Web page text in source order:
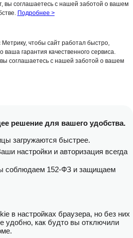
вы соглашаетесь с нашей заботой о вашем
Подробнее >
чтобы сайт работал быстро,
ваша гарантия качественного сервиса.
соглашаетесь с нашей заботой о вашем
решение для вашего удобства.
загружаются быстрее.
настройки и авторизация всегда
соблюдаем 152-ФЗ и защищаем
в настройках браузера, но без них
удобно, как будто вы отключили